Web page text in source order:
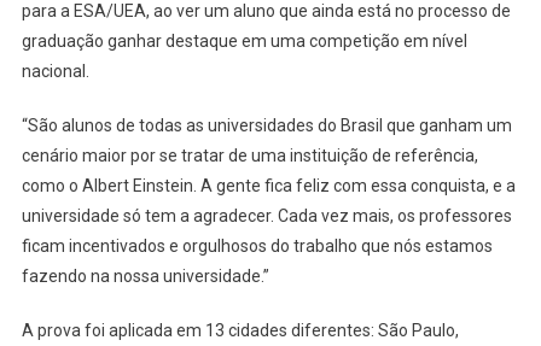
para a ESA/UEA, ao ver um aluno que ainda está no processo de
graduação ganhar destaque em uma competição em nível
nacional.
“São alunos de todas as universidades do Brasil que ganham um
cenário maior por se tratar de uma instituição de referência,
como o Albert Einstein. A gente fica feliz com essa conquista, e a
universidade só tem a agradecer. Cada vez mais, os professores
ficam incentivados e orgulhosos do trabalho que nós estamos
fazendo na nossa universidade.”
A prova foi aplicada em 13 cidades diferentes: São Paulo,